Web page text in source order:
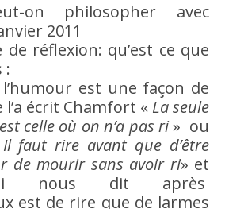
on philosopher avec
2011
réflexion: qu’est ce que
:
humour est une façon de
écrit Chamfort « La seule
celle où on n’a pas ri» ou
Il fautrire avant que d’être
de mourir sans avoirri» et
nous dit après
est de rire que de larmes